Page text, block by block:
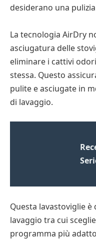
desiderano una
La tecnologia AirDry
asciugatura delle
eliminare i cattivi
stessa. Questo
pulite e asciugate in
di lavaggio.
Questa lavastoviglie
lavaggio tra cui
programma più